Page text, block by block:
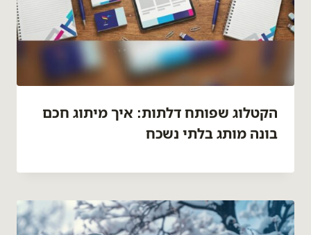
הקטלוג שפותח דלתות: איך מיתוג חכם
בונה מותג בלתי נשכח